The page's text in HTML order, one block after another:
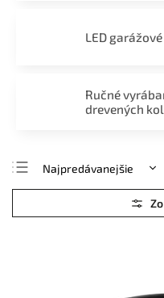
LED
Ručné
drevených
Najpredávanejšie
Najlacnejšie
Najdrahšie